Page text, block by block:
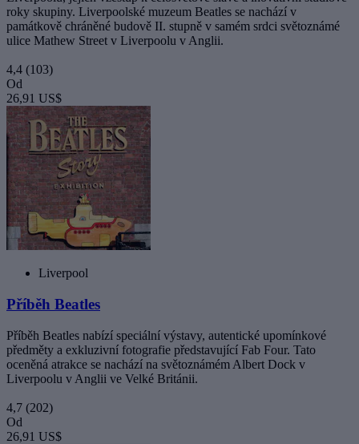
roky skupiny. Liverpoolské muzeum Beatles se nachází v
památkově chráněné budově II. stupně v samém srdci světoznámé
ulice Mathew Street v Liverpoolu v Anglii.
4,4 (103)
Od
26,91 US$
Liverpool
Příběh Beatles
Příběh Beatles nabízí speciální výstavy, autentické upomínkové
předměty a exkluzivní fotografie představující Fab Four. Tato
oceněná atrakce se nachází na světoznámém Albert Dock v
Liverpoolu v Anglii ve Velké Británii.
4,7 (202)
Od
26,91 US$